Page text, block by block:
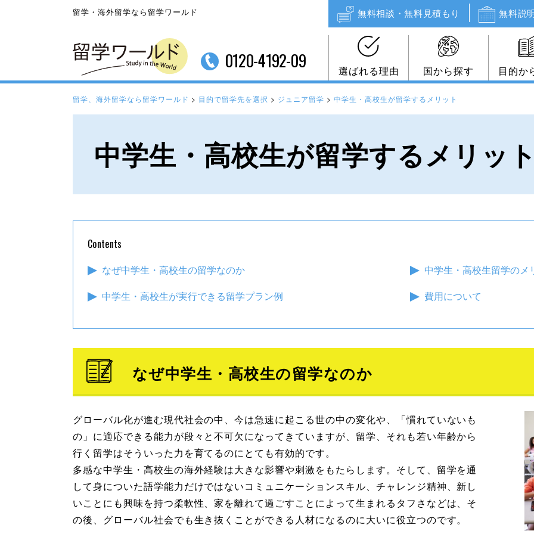
留学・海外留学なら留学ワールド 無料相談・無料見積もり 無料説
0120-4192-09 選ばれる理由 国から探す 目的か
留学、海外留学なら留学ワールド > 目的で留学先を選択 > ジュニア留学 > 中学生・高校生が留学するメリット
中学生・高校生が留学するメリッ
Contents
なぜ中学生・高校生の留学なのか
中学生・高校生留学のメ
中学生・高校生が実行できる留学プラン例
費用について
なぜ中学生・高校生の留学なのか
グローバル化が進む現代社会の中、今は急速に起こる世の中の変化や、「慣れていないも
の」に適応できる能力が段々と不可欠になってきていますが、留学、それも若い年齢から
行く留学はそういった力を育てるのにとても有効的です。
多感な中学生・高校生の海外経験は大きな影響や刺激をもたらします。そして、留学を通
して身についた語学能力だけではないコミュニケーションスキル、チャレンジ精神、新し
いことにも興味を持つ柔軟性、家を離れて過ごすことによって生まれるタフさなどは、そ
の後、グローバル社会でも生き抜くことができる人材になるのに大いに役立つのです。